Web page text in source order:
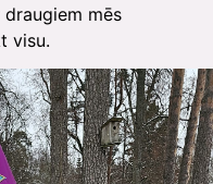
mēs
visu.